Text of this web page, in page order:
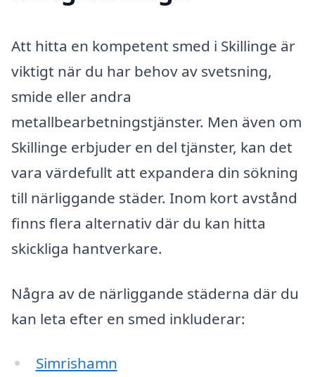
Att hitta en kompetent smed i Skillinge är
viktigt när du har behov av svetsning,
smide eller andra
metallbearbetningstjänster. Men även om
Skillinge erbjuder en del tjänster, kan det
vara värdefullt att expandera din sökning
till närliggande städer. Inom kort avstånd
finns flera alternativ där du kan hitta
skickliga hantverkare.
Några av de närliggande städerna där du
kan leta efter en smed inkluderar:
Simrishamn